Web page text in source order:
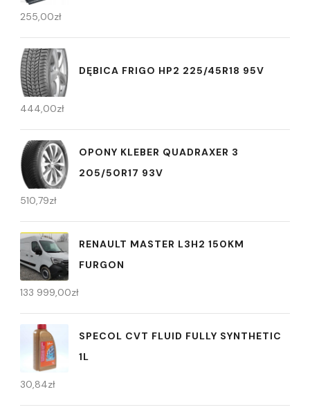
255,00zł
DĘBICA FRIGO HP2 225/45R18 95V
444,00zł
OPONY KLEBER QUADRAXER 3
205/50R17 93V
510,79zł
RENAULT MASTER L3H2 150KM
FURGON
133 999,00zł
SPECOL CVT FLUID FULLY SYNTHETIC
1L
30,84zł